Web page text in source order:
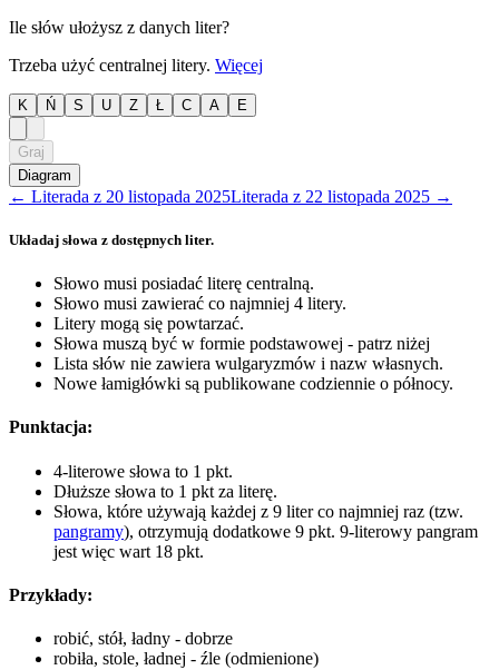
Ile słów ułożysz z danych liter?
Trzeba użyć centralnej litery. Więcej
K Ń S U Z Ł C A E
Graj
Diagram
← Literada z 20 listopada 2025Literada z 22 listopada 2025 →
Układaj słowa z dostępnych liter.
Słowo musi posiadać literę centralną.
Słowo musi zawierać co najmniej 4 litery.
Litery mogą się powtarzać.
Słowa muszą być w formie podstawowej - patrz niżej
Lista słów nie zawiera wulgaryzmów i nazw własnych.
Nowe łamigłówki są publikowane codziennie o północy.
Punktacja:
4-literowe słowa to 1 pkt.
Dłuższe słowa to 1 pkt za literę.
Słowa, które używają każdej z 9 liter co najmniej raz (tzw.
pangramy), otrzymują dodatkowe 9 pkt. 9-literowy pangram
jest więc wart 18 pkt.
Przykłady:
robić, stół, ładny - dobrze
robiła, stole, ładnej - źle (odmienione)